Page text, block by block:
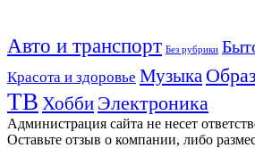
Авто и транспорт Без рубрики
Красота и здоровье Музыка
ТВ Хобби Электроника
Администрация сайта не несет
Оставьте отзыв о компании, либо